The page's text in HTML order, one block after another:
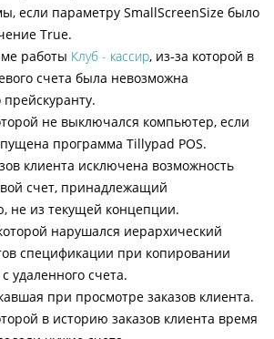
если параметру SmallScreenSize было
True.
работы Клуб - кассир, из-за которой в
счета была невозможна
не выключался компьютер, если
программа Tillypad POS.
клиента исключена возможность
счет, принадлежащий
не из текущей концепции.
нарушался иерархический
спецификации при копировании
удаленного счета.
при просмотре заказов клиента.
в историю заказов клиента время